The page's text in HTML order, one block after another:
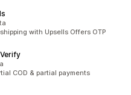
with Upsells Offers OTP
COD & partial payments